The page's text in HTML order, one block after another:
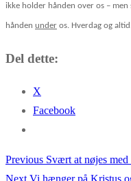
ikke holder hånden over os –
hånden under os. Hverdag og
Del dette:
X
Facebook
Previous Previous
post:
Svært at nøjes med
Next